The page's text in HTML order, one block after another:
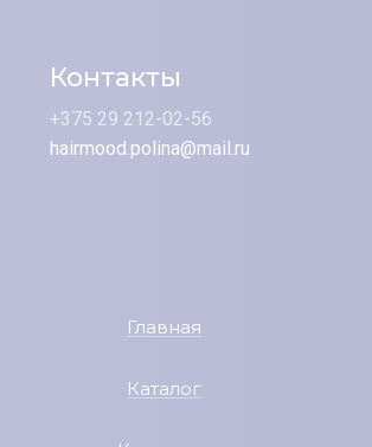
Контакты
+375 29 212-02-56
hairmood.polina@mail.ru
Главная
Каталог